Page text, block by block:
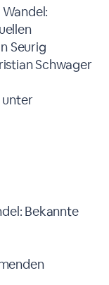
Seurig
Schwager
unter
Bekannte